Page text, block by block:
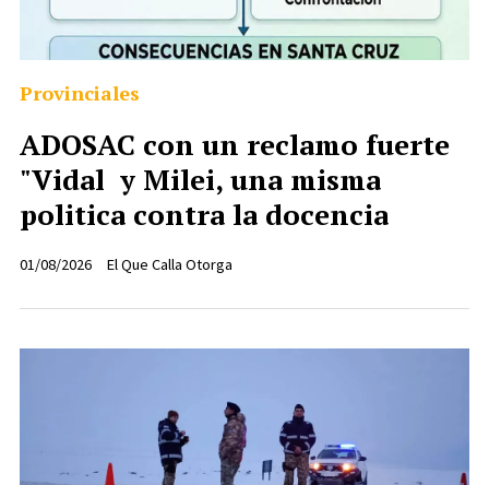
ADOSAC con un reclamo fuerte
"Vidal y Milei, una misma
politica contra la docencia
El Que Calla Otorga
Provinciales
01/08/2026